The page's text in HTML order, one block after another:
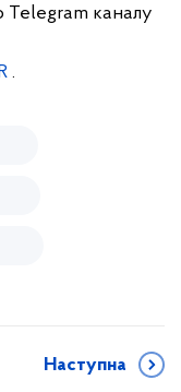
Telegram каналу
.
Наступна